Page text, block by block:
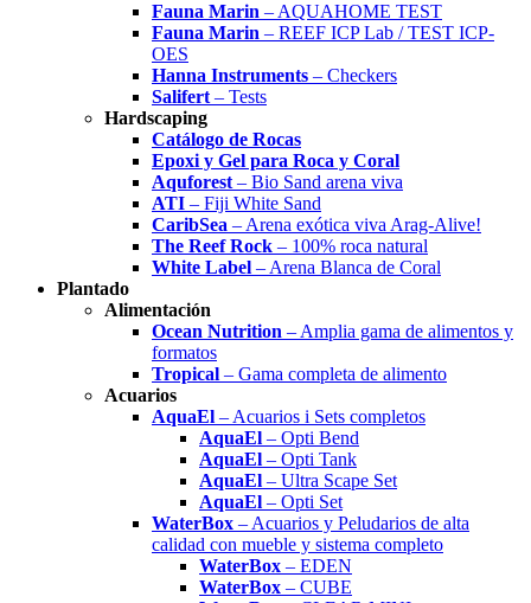
Fauna Marin – AQUAHOME TEST
Fauna Marin – REEF ICP Lab / TEST ICP-
OES
Hanna Instruments – Checkers
Salifert – Tests
Hardscaping
Catálogo de Rocas
Epoxi y Gel para Roca y Coral
Aquforest – Bio Sand arena viva
ATI – Fiji White Sand
CaribSea – Arena exótica viva Arag-Alive!
The Reef Rock – 100% roca natural
White Label – Arena Blanca de Coral
Plantado
Alimentación
Ocean Nutrition – Amplia gama de alimentos y
formatos
Tropical – Gama completa de alimento
Acuarios
AquaEl – Acuarios i Sets completos
AquaEl – Opti Bend
AquaEl – Opti Tank
AquaEl – Ultra Scape Set
AquaEl – Opti Set
WaterBox – Acuarios y Peludarios de alta
calidad con mueble y sistema completo
WaterBox – EDEN
WaterBox – CUBE